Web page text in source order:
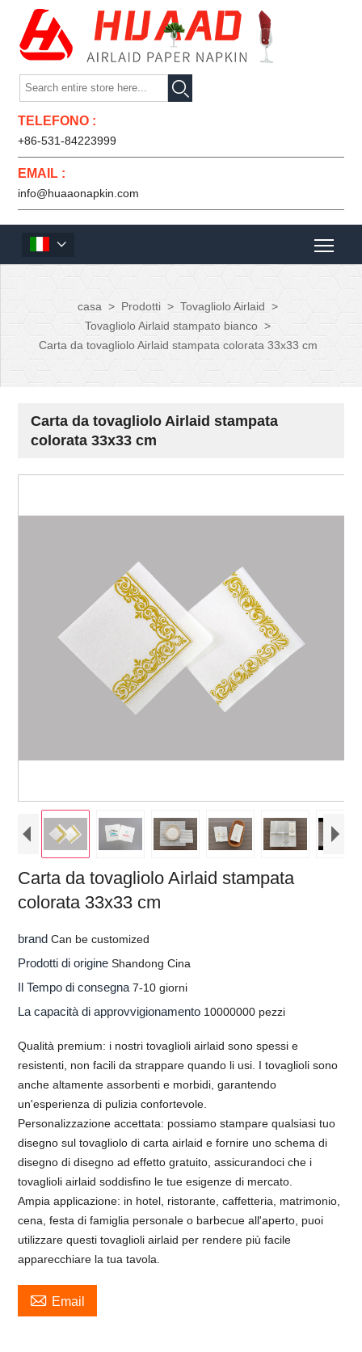

TELEFONO :
+86-531-84223999
EMAIL :
info@huaaonapkin.com

casa > Prodotti > Tovagliolo Airlaid >
Tovagliolo Airlaid stampato bianco >
Carta da tovagliolo Airlaid stampata colorata 33x33 cm
Carta da tovagliolo Airlaid stampata
colorata 33x33 cm
Carta da tovagliolo Airlaid stampata
colorata 33x33 cm
brandCan be customized
Prodotti di origineShandong Cina
Il Tempo di consegna7-10 giorni
La capacità di approvvigionamento 10000000 pezzi
Qualità premium: i nostri tovaglioli airlaid sono spessi e
resistenti, non facili da strappare quando li usi. I tovaglioli sono
anche altamente assorbenti e morbidi, garantendo
un'esperienza di pulizia confortevole.
Personalizzazione accettata: possiamo stampare qualsiasi tuo
disegno sul tovagliolo di carta airlaid e fornire uno schema di
disegno di disegno ad effetto gratuito, assicurandoci che i
tovaglioli airlaid soddisfino le tue esigenze di mercato.
Ampia applicazione: in hotel, ristorante, caffetteria, matrimonio,
cena, festa di famiglia personale o barbecue all'aperto, puoi
utilizzare questi tovaglioli airlaid per rendere più facile
apparecchiare la tua tavola.
 Email